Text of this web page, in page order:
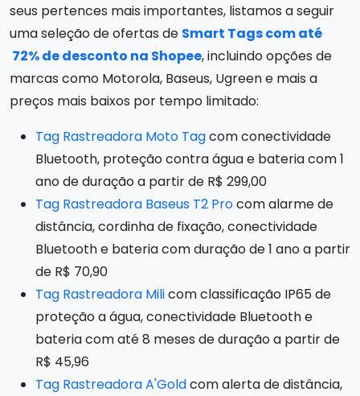
seus pertences mais importantes, listamos a seguir
uma seleção de ofertas de Smart Tags com até
72% de desconto na Shopee, incluindo opções de
marcas como Motorola, Baseus, Ugreen e mais a
preços mais baixos por tempo limitado:
Tag Rastreadora Moto Tagcom conectividade
Bluetooth, proteção contra água e bateria com 1
ano de duração a partir de R$ 299,00
Tag Rastreadora Baseus T2 Procom alarme de
distância, cordinha de fixação, conectividade
Bluetooth e bateria com duração de 1 ano a partir
de R$ 70,90
Tag Rastreadora Milicom classificação IP65 de
proteção a água, conectividade Bluetooth e
bateria com até 8 meses de duração a partir de
R$ 45,96
Tag Rastreadora A'Goldcom alerta de distância,